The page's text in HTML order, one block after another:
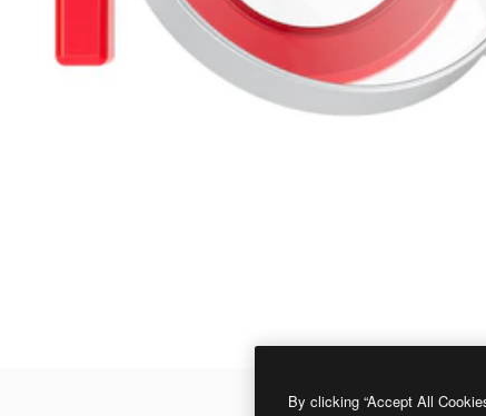
By clicking “Accept All